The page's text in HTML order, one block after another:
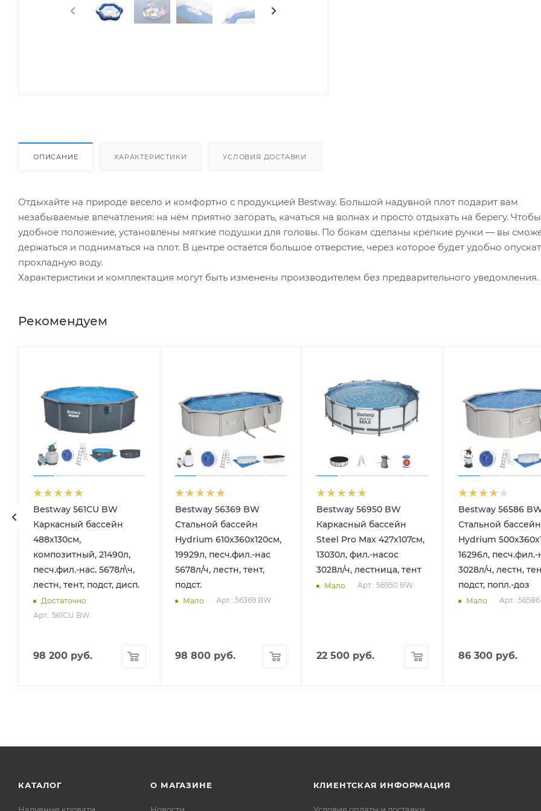
ОПИСАНИЕ ХАРАКТЕРИСТИКИ УСЛОВИЯ ДОСТАВКИ
Отдыхайте на природе весело и комфортно с продукцией Bestway. Большой надувной плот подарит вам
незабываемые впечатления: на нём приятно загорать, качаться на волнах и просто отдыхать на берегу.
удобное положение, установлены мягкие подушки для головы. По бокам сделаны крепкие ручки — вы
держаться и подниматься на плот. В центре остаётся большое отверстие, через которое будет удобно
прохладную воду.
Характеристики и комплектация могут быть изменены производителем без предварительного уведомления.
Рекомендуем
Bestway 561CU BW
Каркасный бассейн
488х130см,
композитный, 21490л,
песч.фил.-нас. 5678л\ч,
лестн, тент, подст, дисп.
Достаточно
Арт.: 561CU BW
98 200руб.
Bestway 56369 BW
Стальной бассейн
Hydrium 610х360х120см,
19929л, песч.фил.-нас
5678л/ч, лестн, тент,
подст.
Мало Арт.: 56369 BW
98 800руб.
Bestway 56950 BW
Каркасный бассейн
Steel Pro Max 427х107см,
13030л, фил.-насос
3028л/ч, лестница, тент
Мало Арт.: 56950 BW
22 500 руб.
Bestway 56586
Стальной бассейн
Hydrium
16296л, песч.фил.-
3028л/ч, лестн,
подст, попл.-доз
Мало Арт.:
86 300 руб.
КАТАЛОГ О МАГАЗИНЕ КЛИЕНТСКАЯ ИНФОРМАЦИЯ